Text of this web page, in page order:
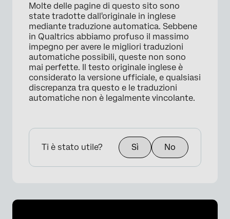
Molte delle pagine di questo sito sono
state tradotte dall'originale in inglese
mediante traduzione automatica. Sebbene
in Qualtrics abbiamo profuso il massimo
impegno per avere le migliori traduzioni
automatiche possibili, queste non sono
mai perfette. Il testo originale inglese è
considerato la versione ufficiale, e qualsiasi
discrepanza tra questo e le traduzioni
automatiche non è legalmente vincolante.
Ti è stato utile? Sì No